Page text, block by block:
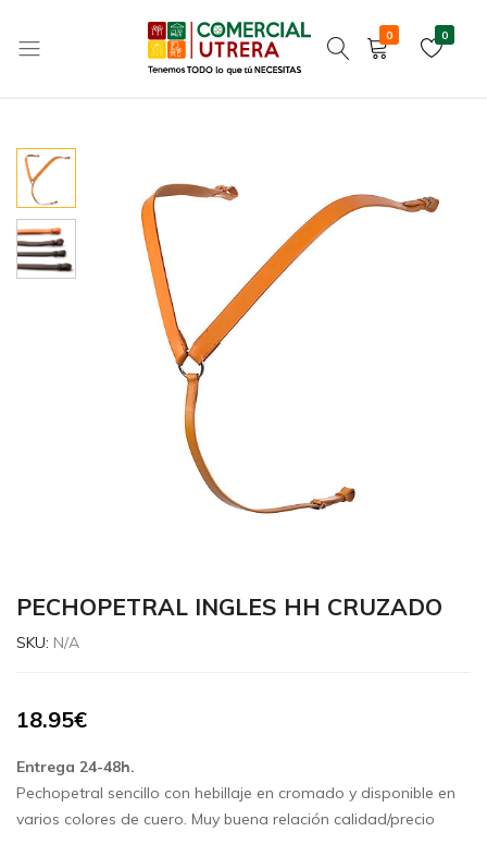
tú
NECESITAS
0 0
Caballo
PECHOPETRAL INGLES HH CRUZADO
PECHOPETRAL INGLES HH CRUZADO
SKU: N/A
18.95€
Entrega 24-48h.
Pechopetral sencillo con hebillaje en cromado y disponible en
varios colores de cuero. Muy buena relación calidad/precio